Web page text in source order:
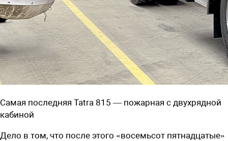
Самая последняя Tatra 815 — пожарная с двухрядной
кабиной
Дело в том, что после этого «восемьсот пятнадцатые»